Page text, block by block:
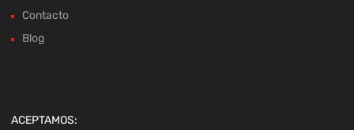
Contacto
Blog
ACEPTAMOS: